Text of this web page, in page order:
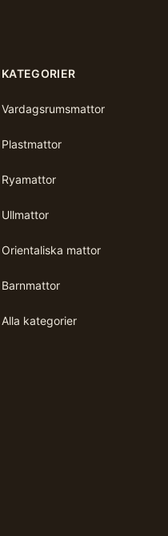
KATEGORIER
Vardagsrumsmattor
Plastmattor
Ryamattor
Ullmattor
Orientaliska mattor
Barnmattor
Alla kategorier